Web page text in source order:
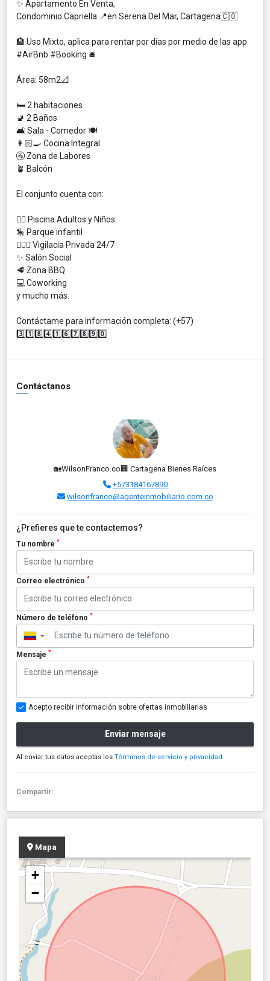
✨ Apartamento En Venta,
Condominio Capriella 📍en Serena Del Mar, Cartagena🇨🇴
🏨 Uso Mixto, aplica para rentar por días por medio de las app
#AirBnb #Booking 🛎️
Área: 58m2📐
🛏 2 habitaciones
🚽 2 Baños
🛋 Sala - Comedor 🍽️
👩🏻‍🍳 Cocina Integral
🚰 Zona de Labores
🪴 Balcón
El conjunto cuenta con:
🏊‍♀️ Piscina Adultos y Niños
🎠 Parque infantil
👮🏻‍♀️ Vigilacia Privada 24/7
✨ Salón Social
🥩 Zona BBQ
💻 Coworking
y mucho más.
Contáctame para información completa: (+57)
3️⃣1️⃣8️⃣4️⃣1️⃣6️⃣7️⃣8️⃣9️⃣0️⃣
Contáctanos
🏡WilsonFranco.co🏢 Cartagena Bienes Raíces
+573184167890
wilsonfranco@agenteinmobiliario.com.co
¿Prefieres que te contactemos?
Tu nombre *
Correo electrónico *
Número de teléfono *
▼
Mensaje *
Acepto recibir información sobre ofertas inmobiliarias
Enviar mensaje
Al enviar tus datos aceptas los Términos de servicio y privacidad
Compartir:
Mapa
+
−